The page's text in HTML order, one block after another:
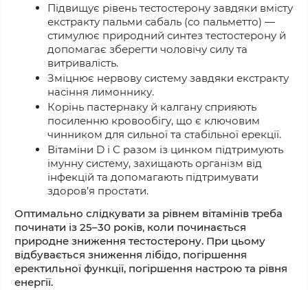
Підвищує рівень тестостерону завдяки вмісту
екстракту пальми сабаль (со пальметто) —
стимулює природний синтез тестостерону й
допомагає зберегти чоловічу силу та
витривалість.
Зміцнює нервову систему завдяки екстракту
насіння лимоннику.
Корінь пастернаку й калгану сприяють
посиленню кровообігу, що є ключовим
чинником для сильної та стабільної ерекції.
Вітаміни D і C разом із цинком підтримують
імунну систему, захищають організм від
інфекцій та допомагають підтримувати
здоров’я простати.
Оптимально слідкувати за рівнем вітамінів треба
починати із 25–30 років, коли починається
природне зниження тестостерону. При цьому
відбувається зниження лібідо, погіршення
еректильної функції, погіршення настрою та рівня
енергії.